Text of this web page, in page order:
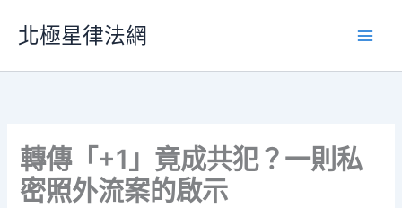
要
北極星律法網
轉傳「+1」竟成共犯？一則私
密照外流案的啟示